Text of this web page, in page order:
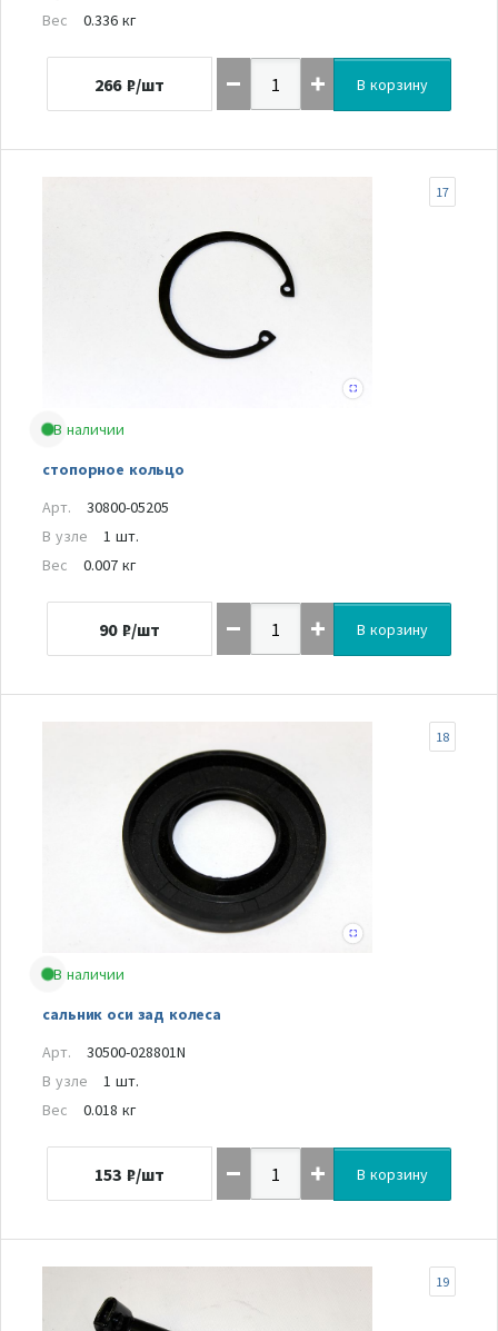
Вес
0.336 кг
266 ₽/шт В корзину
В наличии
стопорное кольцо
17
Арт.
30800-05205
В узле
1 шт.
Вес
0.007 кг
90 ₽/шт В корзину
В наличии
сальник оси зад колеса
18
Арт.
30500-028801N
В узле
1 шт.
Вес
0.018 кг
153 ₽/шт В корзину
19